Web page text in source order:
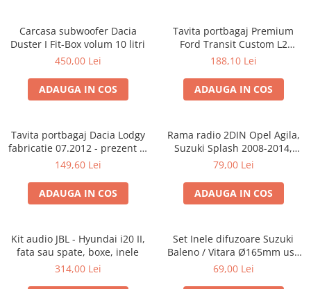
Carcasa subwoofer Dacia
Duster I Fit-Box volum 10 litri
450,00 Lei
ADAUGA IN COS
Tavita portbagaj Premium
Ford Transit Custom L2
fabricatie 01.2013 - prezent
188,10 Lei
ADAUGA IN COS
Tavita portbagaj Dacia Lodgy
fabricatie 07.2012 - prezent (7
locuri)
149,60 Lei
ADAUGA IN COS
Rama radio 2DIN Opel Agila,
Suzuki Splash 2008-2014,
381294-04
79,00 Lei
ADAUGA IN COS
Kit audio JBL - Hyundai i20 II,
fata sau spate, boxe, inele
314,00 Lei
Set Inele difuzoare Suzuki
Baleno / Vitara Ø165mm usa
fata, 271294-01
69,00 Lei